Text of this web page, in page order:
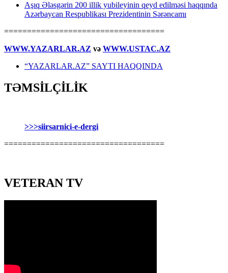
Aşıq Ələsgərin 200 illik yubileyinin qeyd edilməsi haqqında
Azərbaycan Respublikası Prezidentinin Sərəncamı
===================================
WWW.YAZARLAR.AZ və WWW.USTAC.AZ
“YAZARLAR.AZ” SAYTI HAQQINDA
TƏMSİLÇİLİK
>>>siirsarnici-e-dergi
===================================
VETERAN TV